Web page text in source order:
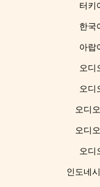
터키
한국
아랍
오디
오디
오디
오디
오디
인도네